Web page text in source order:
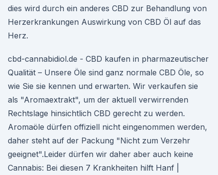
dies wird durch ein anderes CBD zur Behandlung von
Herzerkrankungen Auswirkung von CBD Öl auf das
Herz.
cbd-cannabidiol.de - CBD kaufen in pharmazeutischer
Qualität – Unsere Öle sind ganz normale CBD Öle, so
wie Sie sie kennen und erwarten. Wir verkaufen sie
als "Aromaextrakt", um der aktuell verwirrenden
Rechtslage hinsichtlich CBD gerecht zu werden.
Aromaöle dürfen offiziell nicht eingenommen werden,
daher steht auf der Packung "Nicht zum Verzehr
geeignet".Leider dürfen wir daher aber auch keine
Cannabis: Bei diesen 7 Krankheiten hilft Hanf |